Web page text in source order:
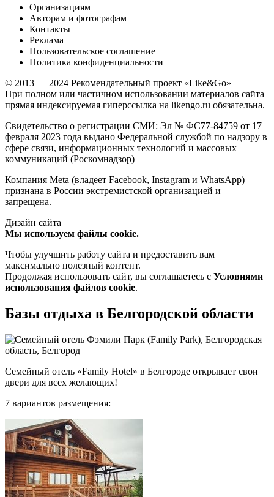
Организациям
Авторам и фотографам
Контакты
Реклама
Пользовательское соглашение
Политика конфиденциальности
© 2013 — 2024 Рекомендательный проект «Like&Go»
При полном или частичном использовании материалов сайта
прямая индексируемая гиперссылка на likengo.ru обязательна.
Свидетельство о регистрации СМИ: Эл № ФС77-84759 от 17
февраля 2023 года выдано Федеральной службой по надзору в
сфере связи, информационных технологий и массовых
коммуникаций (Роскомнадзор)
Компания Meta (владеет Facebook, Instagram и WhatsApp)
признана в России экстремистской организацией и
запрещена.
Дизайн сайта
Мы используем файлы cookie.
Чтобы улучшить работу сайта и предоставить вам
максимально полезный контент.
Продолжая использовать сайт, вы соглашаетесь с Условиями
использования файлов cookie.
Базы отдыха в Белгородской области
Семейный отель «Family Hotel» в Белгороде открывает свои
двери для всех желающих!
7 вариантов размещения: